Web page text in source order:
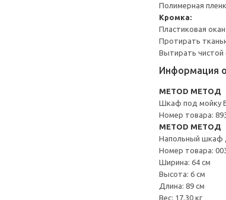
Полимерная
Кромка:
Пластиковая
Протирать
Вытирать чистой
Информация
METOD МЕТОД
Шкаф под мойку
Номер товара:
METOD МЕТОД
Напольный шкаф
Номер товара:
Ширина: 64 см
Высота: 6 см
Длина: 89 см
Вес: 17.30 кг